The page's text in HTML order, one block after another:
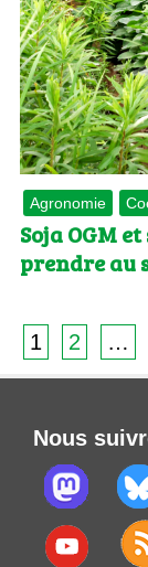
Agronomie
Soja OGM
prendre au
1 2 …
Nous